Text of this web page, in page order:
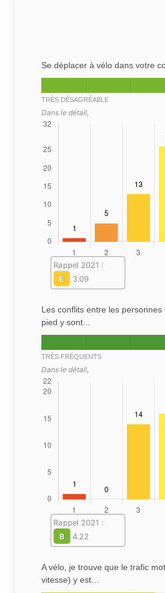
Se déplacer à vélo dans votre
TRÈS DÉSAGRÉABLE
Dans le détail,
Rappel 2021 :
E
3.09
Les conflits entre les
pied y sont...
TRÈS FRÉQUENTS
Dans le détail,
Rappel 2021 :
B
4.22
A vélo, je trouve que le trafic
vitesse) y est…